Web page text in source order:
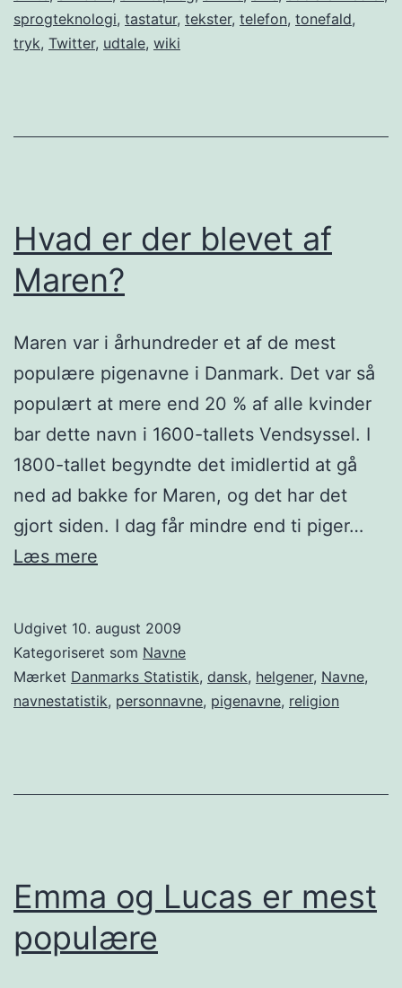
sprogteknologi, tastatur, tekster, telefon, tonefald,
tryk, Twitter, udtale, wiki
Hvad er der blevet af
Maren?
Maren var i århundreder et af de mest
populære pigenavne i Danmark. Det var så
populært at mere end 20 % af alle kvinder
bar dette navn i 1600-tallets Vendsyssel. I
1800-tallet begyndte det imidlertid at gå
ned ad bakke for Maren, og det har det
gjort siden. I dag får mindre end ti piger…
Læs mere
blevet
af
Maren?
Udgivet 10. august 2009
Kategoriseret som Navne
Mærket Danmarks Statistik, dansk, helgener, Navne,
navnestatistik, personnavne, pigenavne, religion
Emma og Lucas er mest
populære